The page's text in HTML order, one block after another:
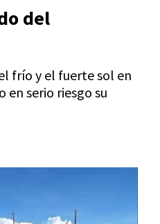
del
frío y el fuerte sol en
en serio riesgo su